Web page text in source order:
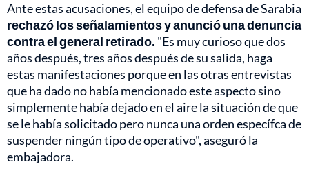
Ante estas acusaciones, el equipo de defensa de Sarabia
rechazó los señalamientos y anunció una denuncia
contra el general retirado. "Es muy curioso que dos
años después, tres años después de su salida, haga
estas manifestaciones porque en las otras entrevistas
que ha dado no había mencionado este aspecto sino
simplemente había dejado en el aire la situación de que
se le había solicitado pero nunca una orden específca de
suspender ningún tipo de operativo", aseguró la
embajadora.